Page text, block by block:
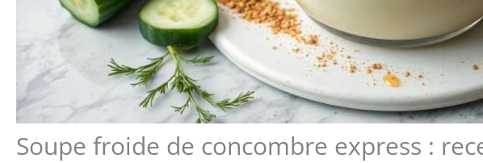
Soupe froide de concombre express :